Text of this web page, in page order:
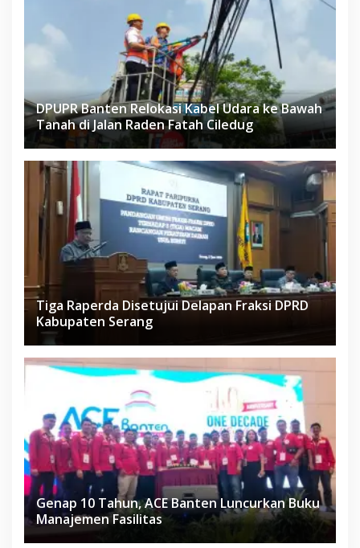
DPUPR Banten Relokasi Kabel Udara ke Bawah
Tanah di Jalan Raden Fatah Ciledug
Tiga Raperda Disetujui Delapan Fraksi DPRD
Kabupaten Serang
Genap 10 Tahun, ACE Banten Luncurkan Buku
Manajemen Fasilitas